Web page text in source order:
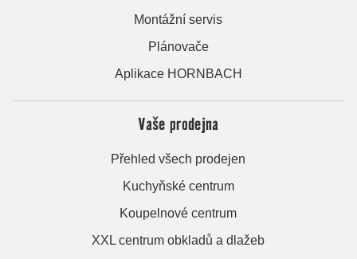
Montážní servis
Plánovače
Aplikace HORNBACH
Vaše prodejna
Přehled všech prodejen
Kuchyňské centrum
Koupelnové centrum
XXL centrum obkladů a dlažeb